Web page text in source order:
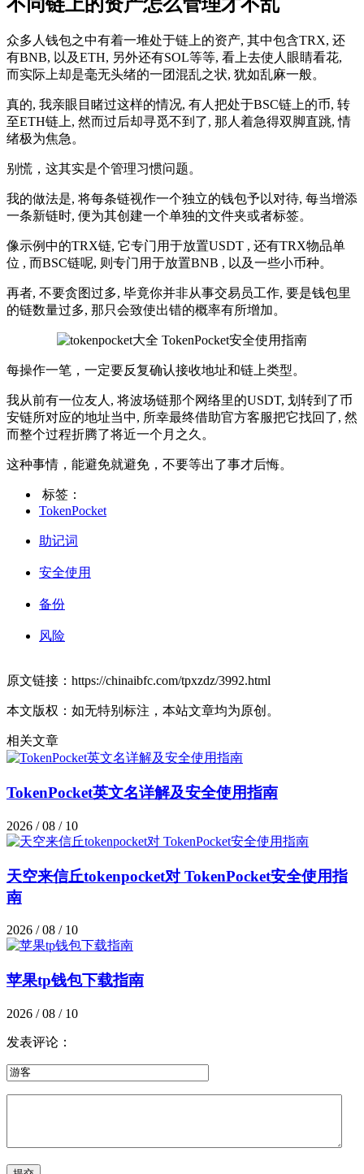
众多人钱包之中有着一堆处于链上的资产, 其中包含TRX, 还
有BNB, 以及ETH, 另外还有SOL等等, 看上去使人眼睛看花,
而实际上却是毫无头绪的一团混乱之状, 犹如乱麻一般。
真的, 我亲眼目睹过这样的情况, 有人把处于BSC链上的币, 转
至ETH链上, 然而过后却寻觅不到了, 那人着急得双脚直跳, 情
绪极为焦急。
别慌，这其实是个管理习惯问题。
我的做法是, 将每条链视作一个独立的钱包予以对待, 每当增添
一条新链时, 便为其创建一个单独的文件夹或者标签。
像示例中的TRX链, 它专门用于放置USDT , 还有TRX物品单
位 , 而BSC链呢, 则专门用于放置BNB , 以及一些小币种。
再者, 不要贪图过多, 毕竟你并非从事交易员工作, 要是钱包里
的链数量过多, 那只会致使出错的概率有所增加。
每操作一笔，一定要反复确认接收地址和链上类型。
我从前有一位友人, 将波场链那个网络里的USDT, 划转到了币
安链所对应的地址当中, 所幸最终借助官方客服把它找回了, 然
而整个过程折腾了将近一个月之久。
这种事情，能避免就避免，不要等出了事才后悔。
标签：
TokenPocket
助记词
安全使用
备份
风险
原文链接：https://chinaibfc.com/tpxzdz/3992.html
本文版权：如无特别标注，本站文章均为原创。
相关文章
TokenPocket英文名详解及安全使用指南
2026 / 08 / 10
天空来信丘tokenpocket对 TokenPocket安全使用指
南
2026 / 08 / 10
苹果tp钱包下载指南
2026 / 08 / 10
发表评论：